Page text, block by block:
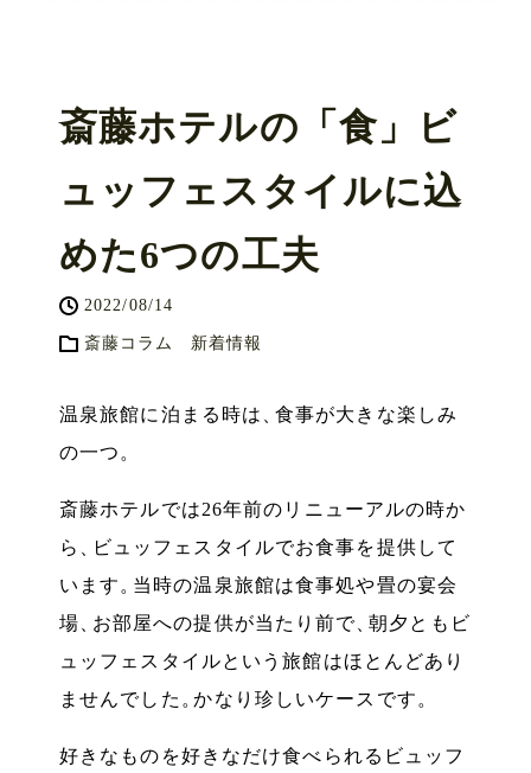
斎藤ホテルの「食」ビ
ュッフェスタイルに込
めた6つの工夫
2022/08/14
斎藤コラム 新着情報
温泉旅館に泊まる時は 、
食事が大きな楽しみ
の一つ 。
斎藤ホテルでは26年前のリニューアルの時か
ら
、ビュッフェスタイルでお食事を提供して
います 。当時の温泉旅館は食事処や畳の宴会
場 、お部屋への提供が当たり前で 、
朝夕ともビ
ュッフェスタイルという旅館はほとんどあり
ませんでした 。かなり珍しいケースです 。
好きなものを好きなだけ食べられるビュッフ